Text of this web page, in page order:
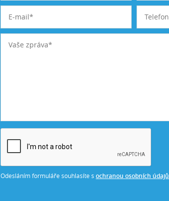
Odesláním formuláře souhlasíte sochranou osobních údajů